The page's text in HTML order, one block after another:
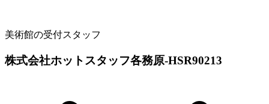
美術館の受付スタッフ
株式会社ホットスタッフ各務原-HSR90213